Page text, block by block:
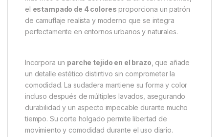
desean un look moderno y funcional pueden
disfrutar de nuestro exclusivo estampado entonos
caqui y marrón apagados
La sudadera está confeccionada contejido
cepillado de 320 g/m², que ofrece un tacto
extremadamente suave y agradable al contacto con
la piel. Gracias a esta calidad de material, se siente
cálida y confortable, ideal para usar en los meses
más fríos o durante actividades al aire libre. Además,
elestampado de 4 coloresproporciona un patrón